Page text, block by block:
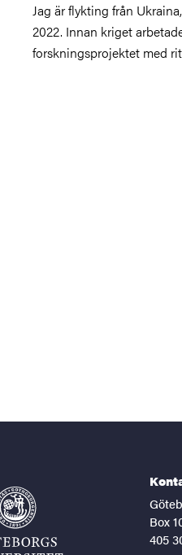
och traditioner
Jag är flykting från
2022. Innan kriget
forskningsprojektet med
Box
405